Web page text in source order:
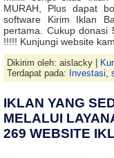
MURAH, Plus dapat
software Kirim Iklan
pertama. Cukup donasi
!!!!! Kunjungi website
Dikirim oleh: aislacky |
Terdapat pada: Investasi,
IKLAN YANG
MELALUI
269 WEBSITE